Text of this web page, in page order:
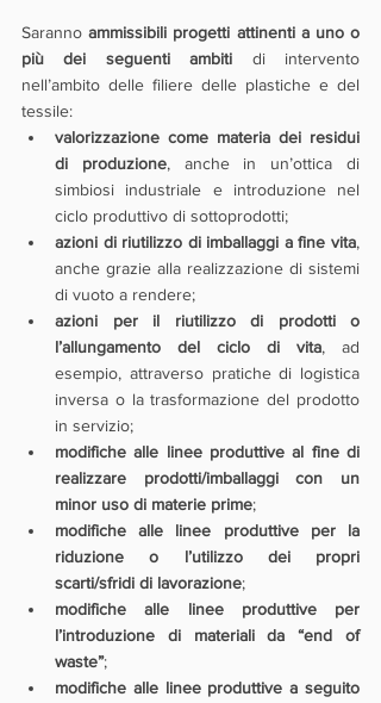
Saranno ammissibili progetti attinenti a uno o
più dei seguenti ambiti di intervento
nell’ambito delle filiere delle plastiche e del
tessile:
valorizzazione come materia dei residui
di produzione, anche in un’ottica di
simbiosi industriale e introduzione nel
ciclo produttivo di sottoprodotti;
azioni di riutilizzo di imballaggi a fine vita,
anche grazie alla realizzazione di sistemi
di vuoto a rendere;
azioni per il riutilizzo di prodotti o
l’allungamento del ciclo di vita, ad
esempio, attraverso pratiche di logistica
inversa o la trasformazione del prodotto
in servizio;
modifiche alle linee produttive al fine di
realizzare prodotti/imballaggi con un
minor uso di materie prime;
modifiche alle linee produttive per la
riduzione o l’utilizzo dei propri
scarti/sfridi di lavorazione;
modifiche alle linee produttive per
l’introduzione di materiali da “end of
waste”;
modifiche alle linee produttive a seguito